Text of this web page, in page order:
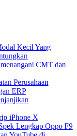
Kecil Yang
CMT dan
Perusahaan
ERP
iPhone X
Lengkap Oppo F9